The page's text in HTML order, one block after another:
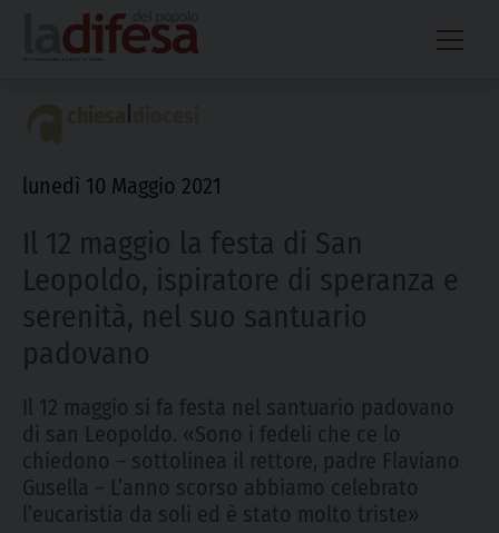
content
lunedì 10 Maggio 2021
Il 12 maggio la festa di San
Leopoldo, ispiratore di speranza e
serenità, nel suo santuario
padovano
Il 12 maggio si fa festa nel santuario padovano
di san Leopoldo. «Sono i fedeli che ce lo
chiedono – sottolinea il rettore, padre Flaviano
Gusella – L’anno scorso abbiamo celebrato
l’eucaristia da soli ed è stato molto triste»